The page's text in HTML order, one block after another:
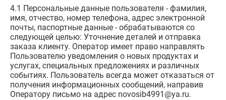
4.1 Персональные данные пользователя - фамилия,
имя, отчество, номер телефона, адрес электронной
почты, паспортные данные - обрабатываются со
следующей целью: Уточнение деталей и отправка
заказа клиенту. Оператор имеет право направлять
Пользователю уведомления о новых продуктах и
услугах, специальных предложениях и различных
событиях. Пользователь всегда может отказаться от
получения информационных сообщений, направив
Оператору письмо на адрес novosib4991@ya.ru.